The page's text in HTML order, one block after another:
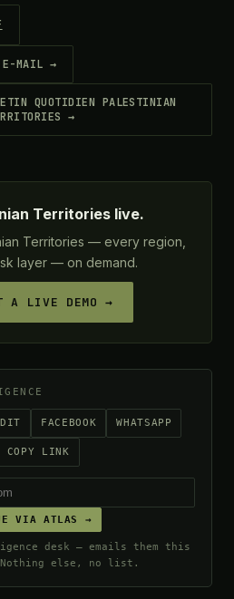
E-MAIL →
QUOTIDIEN PALESTINIAN
→
Territories live.
Territories — every region,
layer — on demand.
A LIVE DEMO →
FACEBOOK WHATSAPP
COPY LINK
VIA ATLAS →
desk — emails them this
Nothing else, no list.